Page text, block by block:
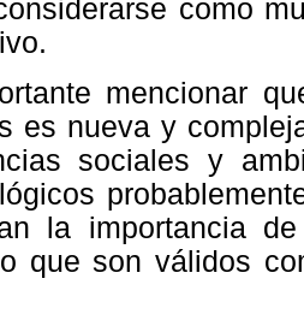
como
mencionar
es nueva y
sociales y
la importancia
que son válidos